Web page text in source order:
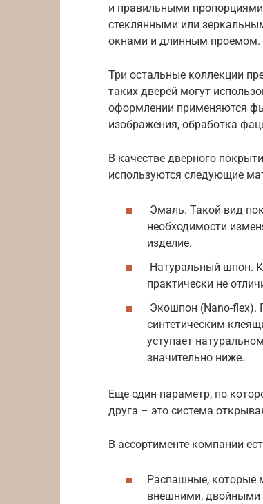
и правильными
стеклянными или
окнами и длинным проемом.
Три остальные коллекции
таких дверей могут
оформлении применяются
изображения, обработка
В качестве дверного
используются следующие
Эмаль. Такой вид
необходимости
изделие.
Натуральный шпон.
практически не
Экошпон (Nano-flex).
синтетическим
уступает
значительно ниже.
Еще один параметр, по
друга – это система
В ассортименте компании
Распашные, которые
внешними, двойными